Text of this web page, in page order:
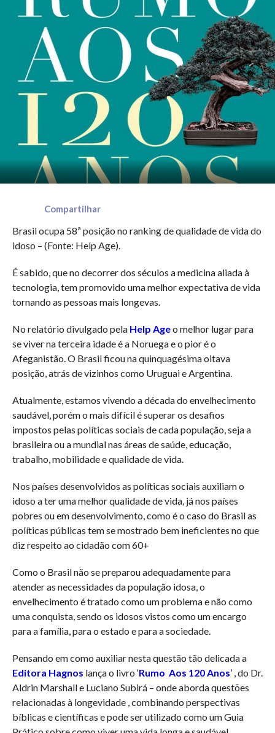
Compartilhar
Brasil ocupa 58ª posição no ranking de qualidade de vida do
idoso – (Fonte: Help Age).
É sabido, que no decorrer dos séculos a medicina aliada à
tecnologia, tem promovido uma melhor expectativa de vida
tornando as pessoas mais longevas.
No relatório divulgado pela Help Ageo melhor lugar para
se viver na terceira idade é a Noruega e o pior é o
Afeganistão. O Brasil ficou na quinquagésima oitava
posição, atrás de vizinhos como Uruguai e Argentina.
Atualmente, estamos vivendo a década do envelhecimento
saudável, porém o mais difícil é superar os desafios
impostos pelas políticas sociais de cada população, seja a
brasileira ou a mundial nas áreas de saúde, educação,
trabalho, mobilidade e qualidade de vida.
Nos países desenvolvidos as políticas sociais auxiliam o
idoso a ter uma melhor qualidade de vida, já nos países
pobres ou em desenvolvimento, como é o caso do Brasil as
políticas públicas tem se mostrado bem ineficientes no que
diz respeito ao cidadão com 60+
Como o Brasil não se preparou adequadamente para
atender as necessidades da população idosa, o
envelhecimento é tratado como um problema e não como
uma conquista, sendo os idosos vistos como um encargo
para a família, para o estado e para a sociedade.
Pensando em como auxiliar nesta questão tão delicada a
Editora Hagnos lança o livro ‘Rumo Aos 120 Anos’ , do Dr.
Aldrin Marshall e Luciano Subirá – onde aborda questões
relacionadas à longevidade , combinando perspectivas
bíblicas e científicas e pode ser utilizado como um Guia